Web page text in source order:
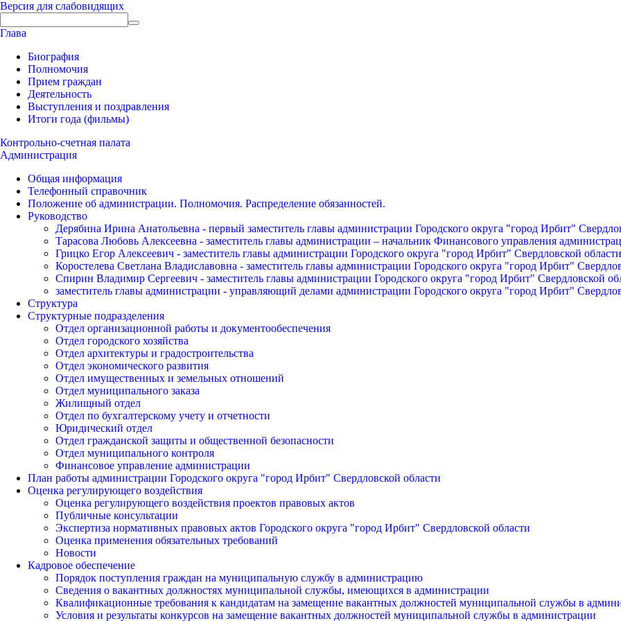
Версия для слабовидящих
Глава
Биография
Полномочия
Прием граждан
Деятельность
Выступления и поздравления
Итоги года (фильмы)
Контрольно-счетная палата
Администрация
Общая информация
Телефонный справочник
Положение об администрации. Полномочия. Распределение обязанностей.
Руководство
Дерябина Ирина Анатольевна - первый заместитель главы администрации Городского округа "город Ирбит"
Тарасова Любовь Алексеевна - заместитель главы администрации – начальник Финансового управления
Грицко Егор Алексеевич - заместитель главы администрации Городского округа "город Ирбит" Свердловской области
Коростелева Светлана Владиславовна - заместитель главы администрации Городского округа "город Ирбит"
Спирин Владимир Сергеевич - заместитель главы администрации Городского округа "город Ирбит" Свердловской
заместитель главы администрации - управляющий делами администрации Городского округа "город Ирбит"
Структура
Структурные подразделения
Отдел организационной работы и документообеспечения
Отдел городского хозяйства
Отдел архитектуры и градостроительства
Отдел экономического развития
Отдел имущественных и земельных отношений
Отдел муниципального заказа
Жилищный отдел
Отдел по бухгалтерскому учету и отчетности
Юридический отдел
Отдел гражданской защиты и общественной безопасности
Отдел муниципального контроля
Финансовое управление администрации
План работы администрации Городского округа "город Ирбит" Свердловской области
Оценка регулирующего воздействия
Оценка регулирующего воздействия проектов правовых актов
Публичные консультации
Экспертиза нормативных правовых актов Городского округа "город Ирбит" Свердловской области
Оценка применения обязательных требований
Новости
Кадровое обеспечение
Порядок поступления граждан на муниципальную службу в администрацию
Сведения о вакантных должностях муниципальной службы, имеющихся в администрации
Квалификационные требования к кандидатам на замещение вакантных должностей муниципальной службы в
Условия и результаты конкурсов на замещение вакантных должностей муниципальной службы в администрации